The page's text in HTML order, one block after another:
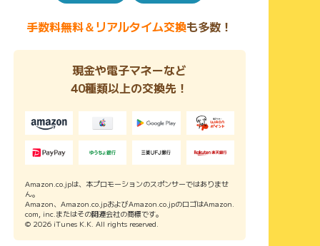
手数料無料＆リアルタイム交換も多数！
現金や電子マネーなど
40種類以上の交換先！
Amazon.co.jpは、本プロモーションのスポンサーではありませ
ん。
Amazon、Amazon.co.jpおよびAmazon.co.jpのロゴはAmazon.
com, inc.またはその関連会社の商標です。
© 2026 iTunes K.K. All rights reserved.